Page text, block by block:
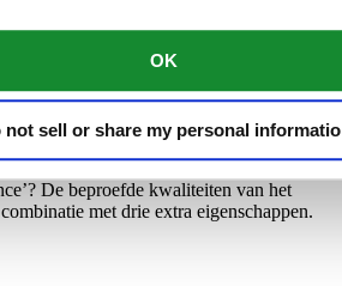
OK
not sell or share my personal
DS-concept is het resultaat van intensief
van polshorloges. Er is
apparatuur en uitgebreide tests
te ontwikkelen dat de lat nog hoger
het succes van het nieuwe DS-concept
De beproefde kwaliteiten van het
met drie extra eigenschappen.